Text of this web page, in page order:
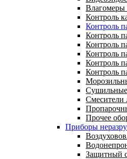
Влагомеры
Контроль
Контроль
Контроль
Контроль
Контроль
Контроль
Контроль
Смесители
Прочее
Приборы
Защитный